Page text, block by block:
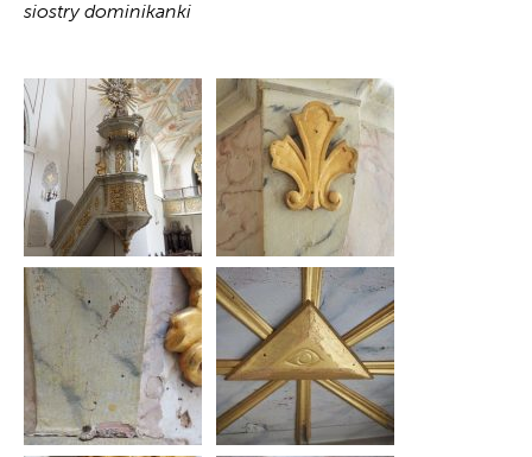
siostry dominikanki